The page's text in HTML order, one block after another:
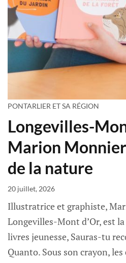
PONTARLIER ET SA RÉGION
Longevilles-
Marion
de la nature
20 juillet, 2026
Illustratrice et graphiste,
Longevilles-Mont d’Or, est
livres jeunesse, Sauras-tu
Quanto. Sous son crayon,